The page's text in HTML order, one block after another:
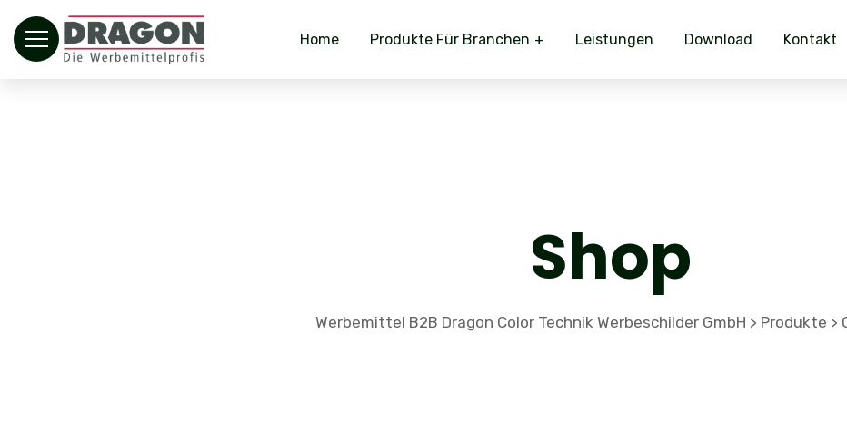
Home Produkte Für Branchen Leistungen Download Kontakt
Shop
Werbemittel B2B Dragon Color Technik Werbeschilder GmbH > Produkte >